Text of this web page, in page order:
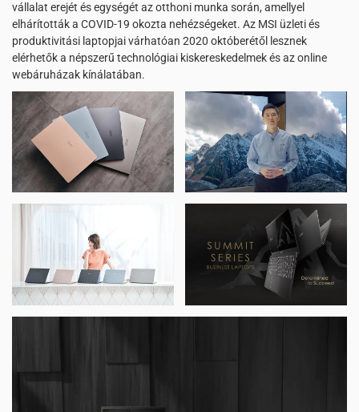
vállalat erejét és egységét az otthoni munka során, amellyel
elhárították a COVID-19 okozta nehézségeket. Az MSI üzleti és
produktivitási laptopjai várhatóan 2020 októberétől lesznek
elérhetők a népszerű technológiai kiskereskedelmek és az online
webáruházak kínálatában.